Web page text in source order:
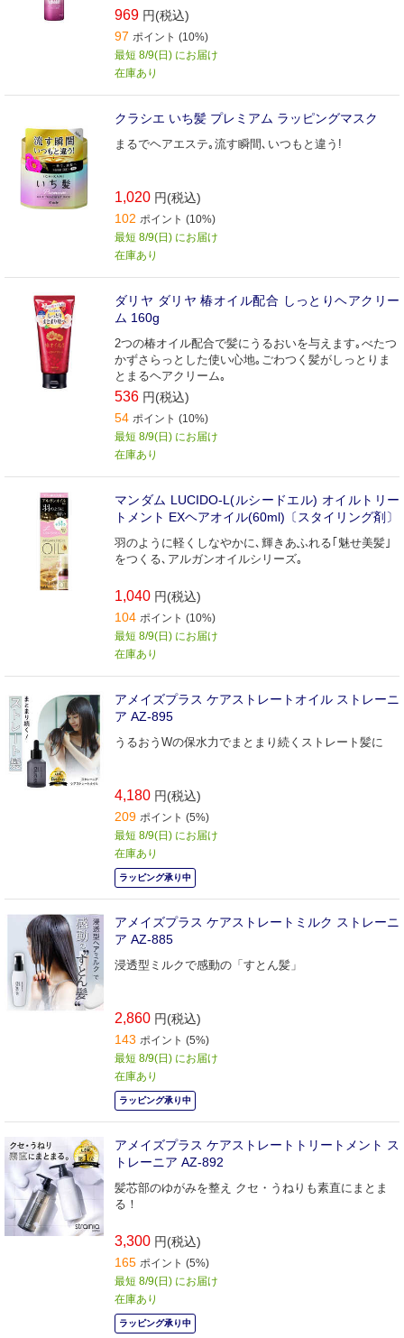
969 円(税込)
97 ポイント (10%)
最短 8/9(日) にお届け
在庫あり
クラシエ いち髪 プレミアム ラッピングマスク
まるでヘアエステ｡流す瞬間､いつもと違う!
1,020 円(税込)
102 ポイント (10%)
最短 8/9(日) にお届け
在庫あり
ダリヤ ダリヤ 椿オイル配合 しっとりヘアクリー
ム 160g
2つの椿オイル配合で髪にうるおいを与えます｡べたつ
かずさらっとした使い心地｡ごわつく髪がしっとりま
とまるヘアクリーム｡
536 円(税込)
54 ポイント (10%)
最短 8/9(日) にお届け
在庫あり
マンダム LUCIDO-L(ルシードエル) オイルトリー
トメント EXヘアオイル(60ml)〔スタイリング剤〕
羽のように軽くしなやかに､輝きあふれる｢魅せ美髪｣
をつくる､アルガンオイルシリーズ｡
1,040 円(税込)
104 ポイント (10%)
最短 8/9(日) にお届け
在庫あり
アメイズプラス ケアストレートオイル ストレーニ
ア AZ-895
うるおうWの保水力でまとまり続くストレート髪に
4,180 円(税込)
209 ポイント (5%)
最短 8/9(日) にお届け
在庫あり
ラッピング承り中
アメイズプラス ケアストレートミルク ストレーニ
ア AZ-885
浸透型ミルクで感動の「すとん髪」
2,860 円(税込)
143 ポイント (5%)
最短 8/9(日) にお届け
在庫あり
ラッピング承り中
アメイズプラス ケアストレートトリートメント ス
トレーニア AZ-892
髪芯部のゆがみを整え クセ・うねりも素直にまとま
る！
3,300 円(税込)
165 ポイント (5%)
最短 8/9(日) にお届け
在庫あり
ラッピング承り中